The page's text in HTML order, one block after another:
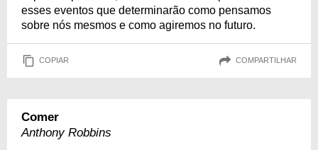
esses eventos que determinarão como pensamos
sobre nós mesmos e como agiremos no futuro.
COPIAR COMPARTILHAR
Comer
Anthony Robbins